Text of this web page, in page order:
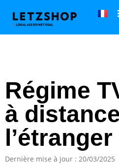
Régime
à
l’étranger
Dernière mise à jour : 20/03/2025